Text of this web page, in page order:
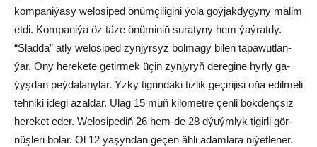
kom­pa­ni­ýa­sy we­lo­si­ped önüm­çi­li­gi­ni ýo­la goý­jak­dy­gy­ny mä­lim
et­di. Kom­pa­ni­ýa öz tä­ze önü­mi­niň su­ra­ty­ny hem ýaý­rat­dy.
“Slad­da” at­ly we­lo­si­ped zyn­jyr­syz bol­ma­gy bi­len ta­pa­wut­lan­
ýar. Ony he­re­ke­te ge­tir­mek üçin zyn­jy­ryň de­re­gi­ne hyr­ly ga­
ýyş­dan peý­da­la­ny­lar. Yz­ky ti­grin­dä­ki tiz­lik ge­çi­ri­ji­si oňa edil­me­li
teh­ni­ki ide­gi azal­dar. Ulag 15 müň ki­lo­met­re çen­li bök­denç­siz
he­re­ket eder. We­lo­si­pe­diň 26 hem-de 28 dýuým­lyk ti­gir­li gör­
nüş­le­ri bo­lar. Ol 12 ýa­şyn­dan ge­çen äh­li adam­la­ra ni­ýet­le­ner.